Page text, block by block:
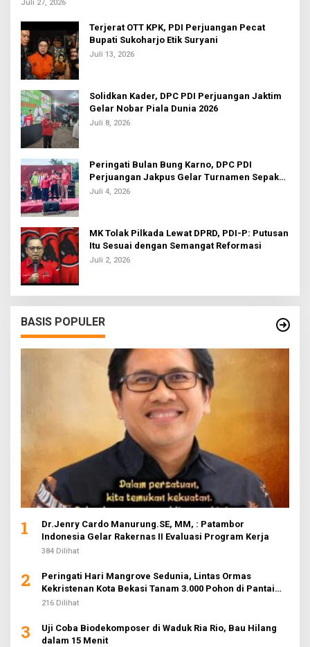
Juli 27, 2026
Terjerat OTT KPK, PDI Perjuangan Pecat
Bupati Sukoharjo Etik Suryani
Juli 13, 2026
Solidkan Kader, DPC PDI Perjuangan Jaktim
Gelar Nobar Piala Dunia 2026
Juli 8, 2026
Peringati Bulan Bung Karno, DPC PDI
Perjuangan Jakpus Gelar Turnamen Sepak
Bola U-20
Juli 4, 2026
MK Tolak Pilkada Lewat DPRD, PDI-P: Putusan
Itu Sesuai dengan Semangat Reformasi
Juli 2, 2026
BASIS POPULER
1
Dr.Jenry Cardo Manurung.SE, MM, : Patambor
Indonesia Gelar Rakernas II Evaluasi Program Kerja
384 Dilihat
2
Peringati Hari Mangrove Sedunia, Lintas Ormas
Kekristenan Kota Bekasi Tanam 3.000 Pohon di Pantai
Sederhana
216 Dilihat
3
Uji Coba Biodekomposer di Waduk Ria Rio, Bau Hilang
dalam 15 Menit